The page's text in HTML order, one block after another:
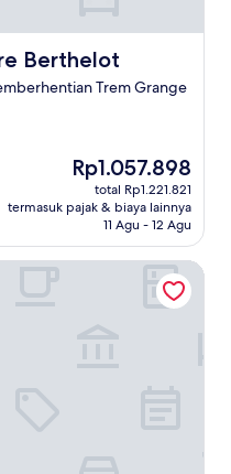
Berthelot
Trem Grange
Harga
sekarang
Rp1.057.898
Rp1.057.898
total Rp1.221.821
termasuk pajak & biaya lainnya
11 Agu - 12 Agu